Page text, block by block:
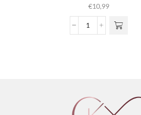
€10,99
Matt